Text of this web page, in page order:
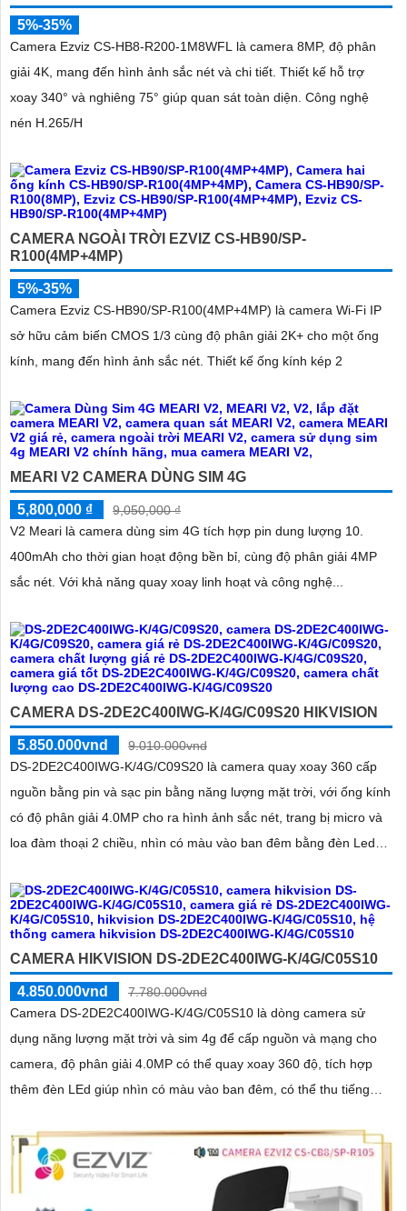
5%-35%
Camera Ezviz CS-HB8-R200-1M8WFL là camera 8MP, độ phân
giải 4K, mang đến hình ảnh sắc nét và chi tiết. Thiết kế hỗ trợ
xoay 340° và nghiêng 75° giúp quan sát toàn diện. Công nghệ
nén H.265/H
CAMERA NGOÀI TRỜI EZVIZ CS-HB90/SP-
R100(4MP+4MP)
5%-35%
Camera Ezviz CS-HB90/SP-R100(4MP+4MP) là camera Wi-Fi IP
sở hữu cảm biến CMOS 1/3 cùng độ phân giải 2K+ cho một ống
kính, mang đến hình ảnh sắc nét. Thiết kế ống kính kép 2
MEARI V2 CAMERA DÙNG SIM 4G
5,800,000 ₫
9,050,000 ₫
V2 Meari là camera dùng sim 4G tích hợp pin dung lượng 10.
400mAh cho thời gian hoạt động bền bỉ, cùng độ phân giải 4MP
sắc nét. Với khả năng quay xoay linh hoạt và công nghệ...
CAMERA DS-2DE2C400IWG-K/4G/C09S20 HIKVISION
5.850.000vnd
9.010.000vnd
DS-2DE2C400IWG-K/4G/C09S20 là camera quay xoay 360 cấp
nguồn bằng pin và sạc pin bằng năng lượng mặt trời, với ống kính
có độ phân giải 4.0MP cho ra hình ảnh sắc nét, trang bị micro và
loa đàm thoại 2 chiều, nhìn có màu vào ban đêm bằng đèn Led
CAMERA HIKVISION DS-2DE2C400IWG-K/4G/C05S10
4.850.000vnd
7.780.000vnd
Camera DS-2DE2C400IWG-K/4G/C05S10 là dòng camera sử
dụng năng lượng mặt trời và sim 4g để cấp nguồn và mạng cho
camera, độ phân giải 4.0MP có thể quay xoay 360 độ, tích hợp
thêm đèn LEd giúp nhìn có màu vào ban đêm, có thể thu tiếng